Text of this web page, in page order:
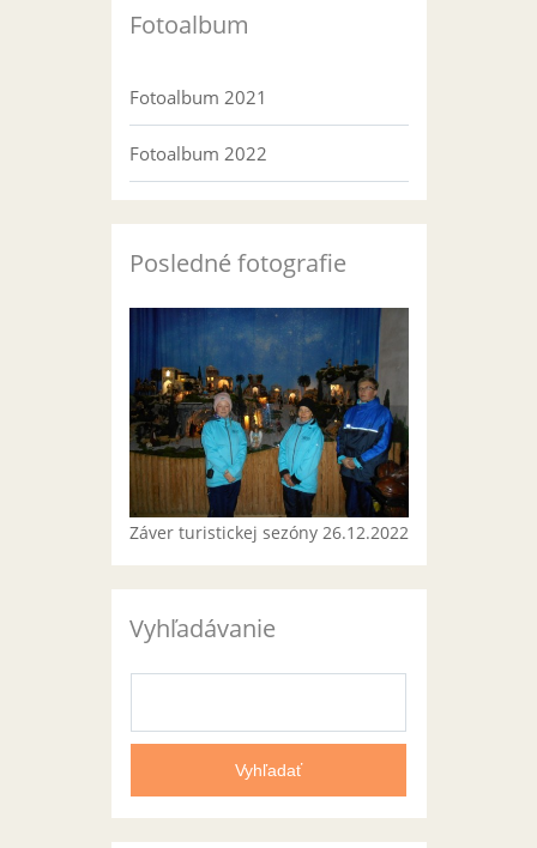
Fotoalbum
Fotoalbum 2021
Fotoalbum 2022
Posledné fotografie
Záver turistickej sezóny 26.12.2022
Vyhľadávanie